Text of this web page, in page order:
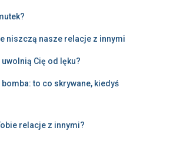
niszczą nasze relacje z innymi
Cię od lęku?
to co skrywane, kiedyś
relacje z innymi?